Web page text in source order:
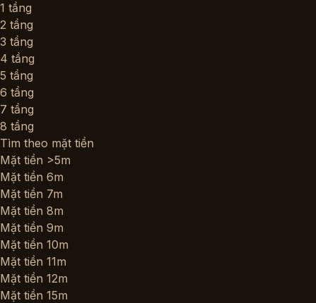
1 tầng
2 tầng
3 tầng
4 tầng
5 tầng
6 tầng
7 tầng
8 tầng
Tìm theo mặt tiền
Mặt tiền >5m
Mặt tiền 6m
Mặt tiền 7m
Mặt tiền 8m
Mặt tiền 9m
Mặt tiền 10m
Mặt tiền 11m
Mặt tiền 12m
Mặt tiền 15m